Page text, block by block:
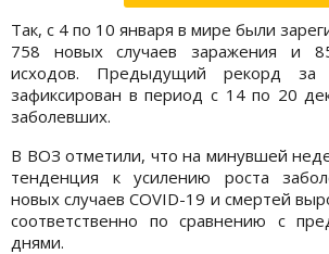
Так, с 4 по 10 января в мире были
758 новых случаев заражения и
исходов. Предыдущий рекорд
зафиксирован в период с 14 по 20
заболевших.
В ВОЗ отметили, что на минувшей
тенденция к усилению роста
новых случаев COVID-19 и смертей
соответственно по сравнению с
днями.